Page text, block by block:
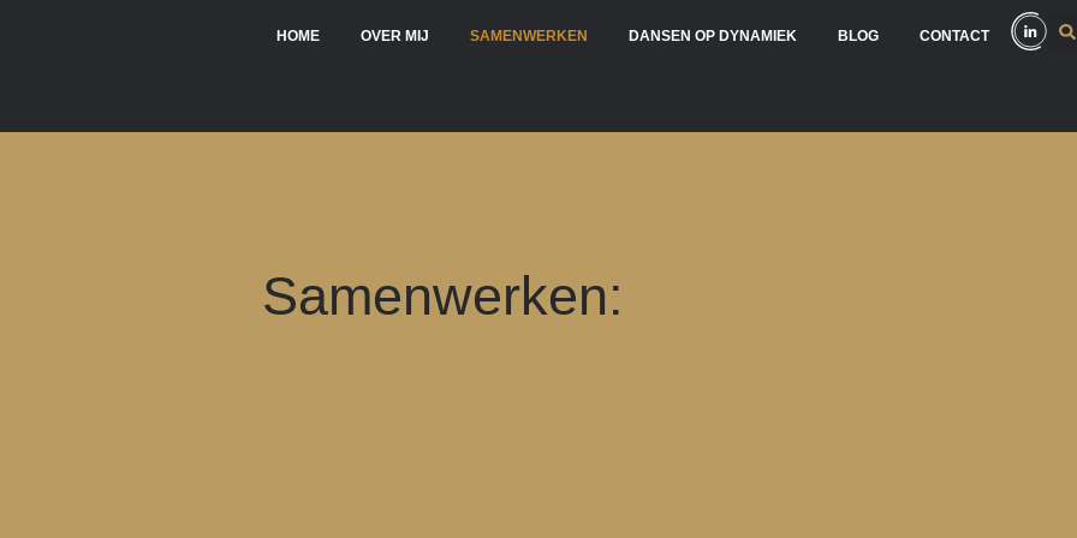
HOME OVER MIJ SAMENWERKEN DANSEN OP DYNAMIEK BLOG CONTACT
Samenwerken: